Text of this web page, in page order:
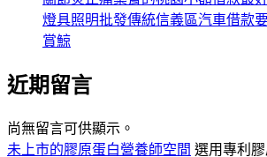
燈具照明批發傳統信義區汽車借款
賞鯨
近期留言
尚無留言可供顯示。
未上市的膠原蛋白營養師空間 選用專利